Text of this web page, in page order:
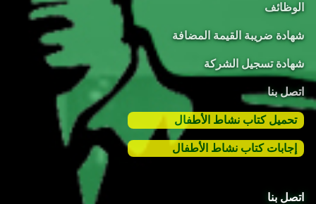
الوظائف
شهادة ضريبة القيمة المضافة
شهادة تسجيل الشركة
اتصل بنا
تحميل كتاب نشاط الأطفال
إجابات كتاب نشاط الأطفال
اتصل بنا